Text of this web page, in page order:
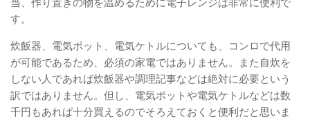
す。
炊飯器、電気ポット、電気ケトルについても、コンロで代用
が可能であるため、必須の家電ではありません。また自炊を
しない人であれば炊飯器や調理記事などは絶対に必要という
訳ではありません。但し、電気ポットや電気ケトルなどは数
千円もあれば十分買えるのでそろえておくと便利だと思いま